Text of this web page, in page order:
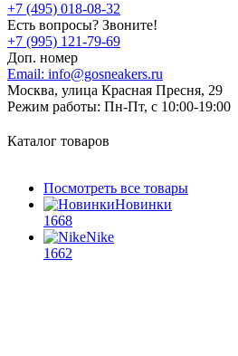
+7 (495) 018-08-32
Есть вопросы? Звоните!
+7 (995) 121-79-69
Доп. номер
Email: info@gosneakers.ru
Москва, улица Красная Пресня, 29
Режим работы: Пн-Пт, с 10:00-19:00
Каталог товаров
Посмотреть все товары
Новинки
1668
Nike
1662